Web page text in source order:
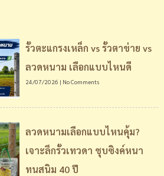
รั้วตะแกรงเหล็ก vs รั้วตาข่าย vs
ลวดหนาม เลือกแบบไหนดี
24/07/2026 No Comments
ลวดหนามเลือกแบบไหนคุ้ม?
เจาะลึกรั้วเทวดา ชุบซิงค์หนา
ทนสนิม 40 ปี